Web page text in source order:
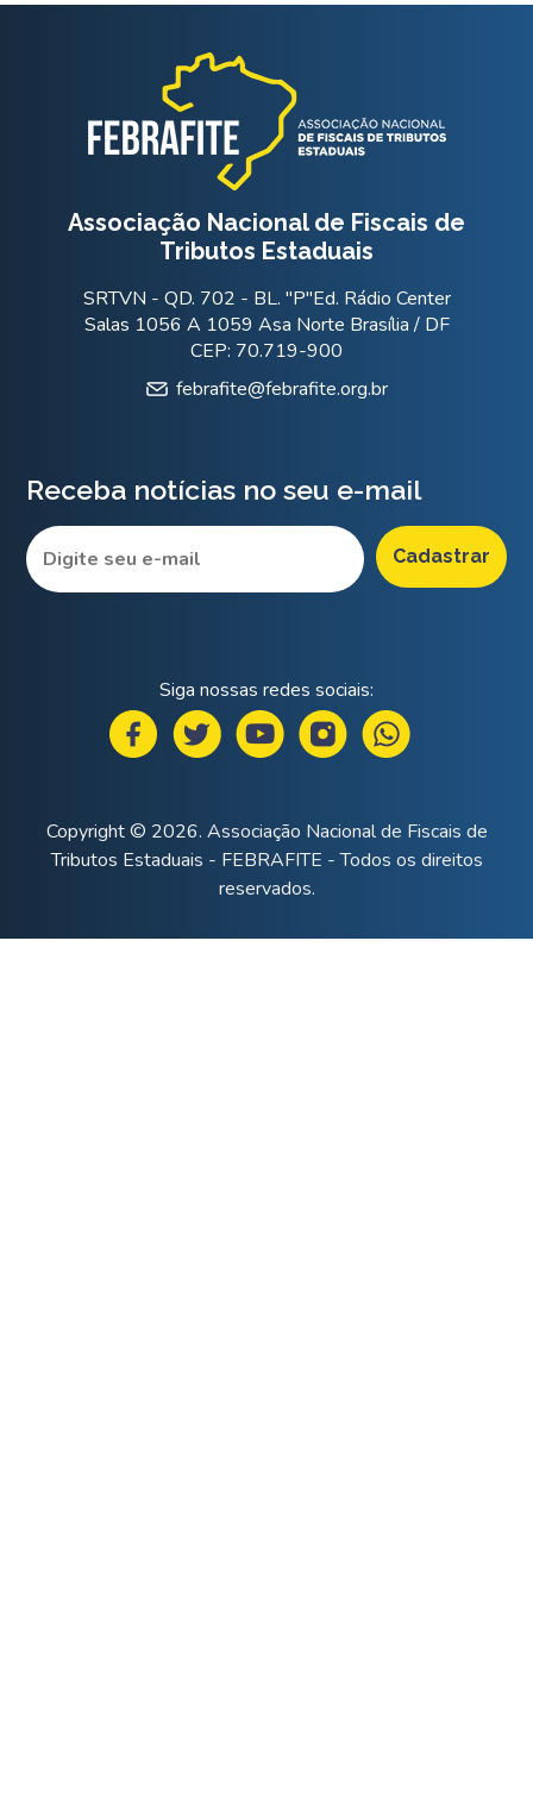
Associação Nacional de Fiscais de
Tributos Estaduais
SRTVN - QD. 702 - BL. "P"Ed. Rádio Center
Salas 1056 A 1059 Asa Norte Brasília / DF
CEP: 70.719-900
febrafite@febrafite.org.br
Receba notícias no seu e-mail
Siga nossas redes sociais:
Copyright © 2026. Associação Nacional de Fiscais de
Tributos Estaduais - FEBRAFITE - Todos os direitos
reservados.